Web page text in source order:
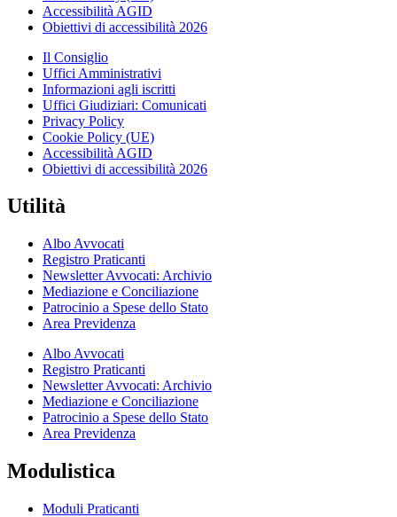
Accessibilità AGID
Obiettivi di accessibilità 2026
Il Consiglio
Uffici Amministrativi
Informazioni agli iscritti
Uffici Giudiziari: Comunicati
Privacy Policy
Cookie Policy (UE)
Accessibilità AGID
Obiettivi di accessibilità 2026
Utilità
Albo Avvocati
Registro Praticanti
Newsletter Avvocati: Archivio
Mediazione e Conciliazione
Patrocinio a Spese dello Stato
Area Previdenza
Albo Avvocati
Registro Praticanti
Newsletter Avvocati: Archivio
Mediazione e Conciliazione
Patrocinio a Spese dello Stato
Area Previdenza
Modulistica
Moduli Praticanti